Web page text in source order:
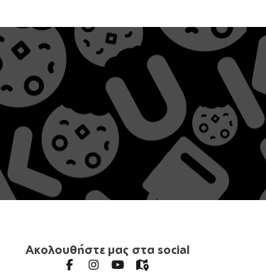
Ακολουθήστε μας στα social